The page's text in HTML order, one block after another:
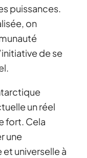
puissances.
on
de se
un réel
fort. Cela
une
universelle à